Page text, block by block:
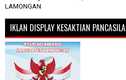
LAMONGAN
IKLAN DISPLAY KESAKTIAN PANCASILA